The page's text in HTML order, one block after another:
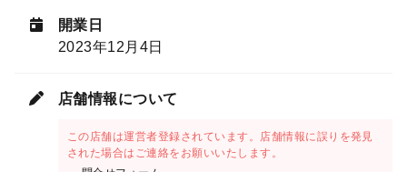
開業日
2023年12月4日
店舗情報について
この店舗は運営者登録されています。店舗情報に誤りを発見
された場合はご連絡をお願いいたします。